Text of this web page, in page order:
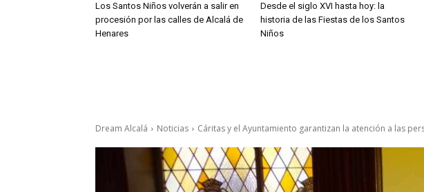
Los Santos Niños volverán a salir en
procesión por las calles de Alcalá de
Henares
Desde el siglo XVI hasta hoy: la
historia de las Fiestas de los Santos
Niños